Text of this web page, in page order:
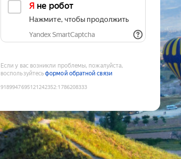
Я не робот
Нажмите, чтобы продолжить
Yandex SmartCaptcha
Если у вас возникли проблемы, пожалуйста,
воспользуйтесьформой обратной связи
9189947695121242352:1786208333